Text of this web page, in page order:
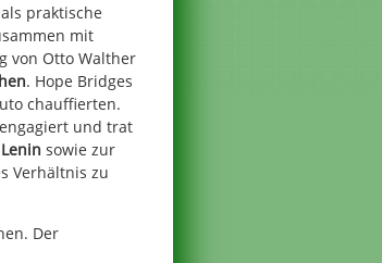
praktische
mit
von Otto Walther
. Hope Bridges
chauffierten.
und trat
Lenin sowie zur
Verhältnis zu
Der